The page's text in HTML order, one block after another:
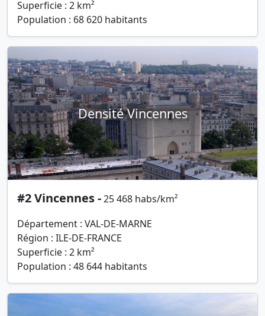
Superficie : 2 km²
Population : 68 620 habitants
Densité Vincennes
#2 Vincennes -25 468 habs/km²
Département : VAL-DE-MARNE
Région : ILE-DE-FRANCE
Superficie : 2 km²
Population : 48 644 habitants